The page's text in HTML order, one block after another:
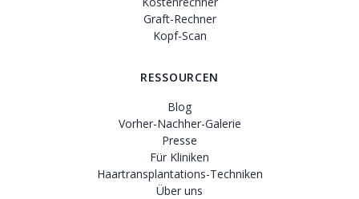
Graft-Rechner
Kopf-Scan
RESSOURCEN
Blog
Vorher-Nachher-Galerie
Presse
Für Kliniken
Haartransplantations-Techniken
Über uns